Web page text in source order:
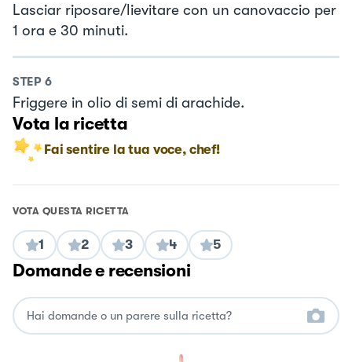
Lasciar riposare/lievitare con un canovaccio per
1 ora e 30 minuti.
STEP 6
Friggere in olio di semi di arachide.
Vota la ricetta
Fai sentire la tua voce, chef!
VOTA QUESTA RICETTA
1 2 3 4 5
Domande e recensioni